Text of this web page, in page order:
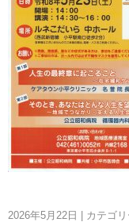
2026年5月22日 カテゴ